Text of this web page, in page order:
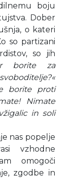
boju
Dober
o kateri
so partizani
so jih
borite za
borite proti
Nimate
in soli
nas popelje
vzhodne
omogoči
zgodbe in